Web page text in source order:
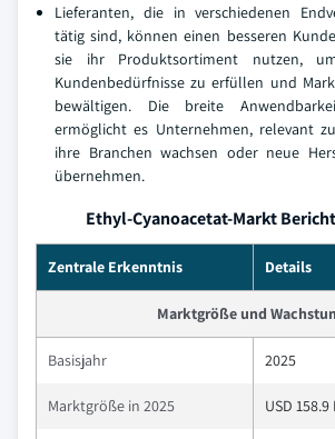
Lieferanten, die in verschiedenen
tätig sind, können einen besseren
sie ihr Produktsortiment nutzen,
Kundenbedürfnisse zu erfüllen und
bewältigen. Die breite
ermöglicht es Unternehmen, relevant
ihre Branchen wachsen oder neue
übernehmen.
Ethyl-Cyanoacetat-Markt
Zentrale Erkenntnis Details
Marktgröße und
Basisjahr 2025
Marktgröße in 2025 USD